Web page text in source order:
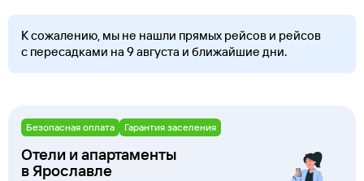
К сожалению, мы не нашли прямых рейсов и рейсов
с пересадками на 9 августа и ближайшие дни.
Безопасная оплата Гарантия заселения
Отели и апартаменты
в Ярославле